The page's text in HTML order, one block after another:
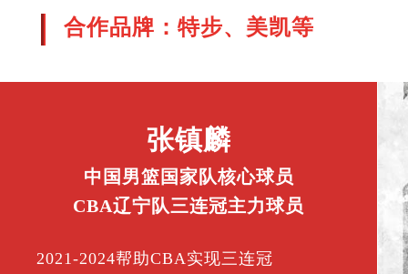
张镇麟
中国男篮国家队核心球员
CBA辽宁队三连冠主力球员
2021-2024帮助CBA实现三连冠
合作品牌：特步、美凯等